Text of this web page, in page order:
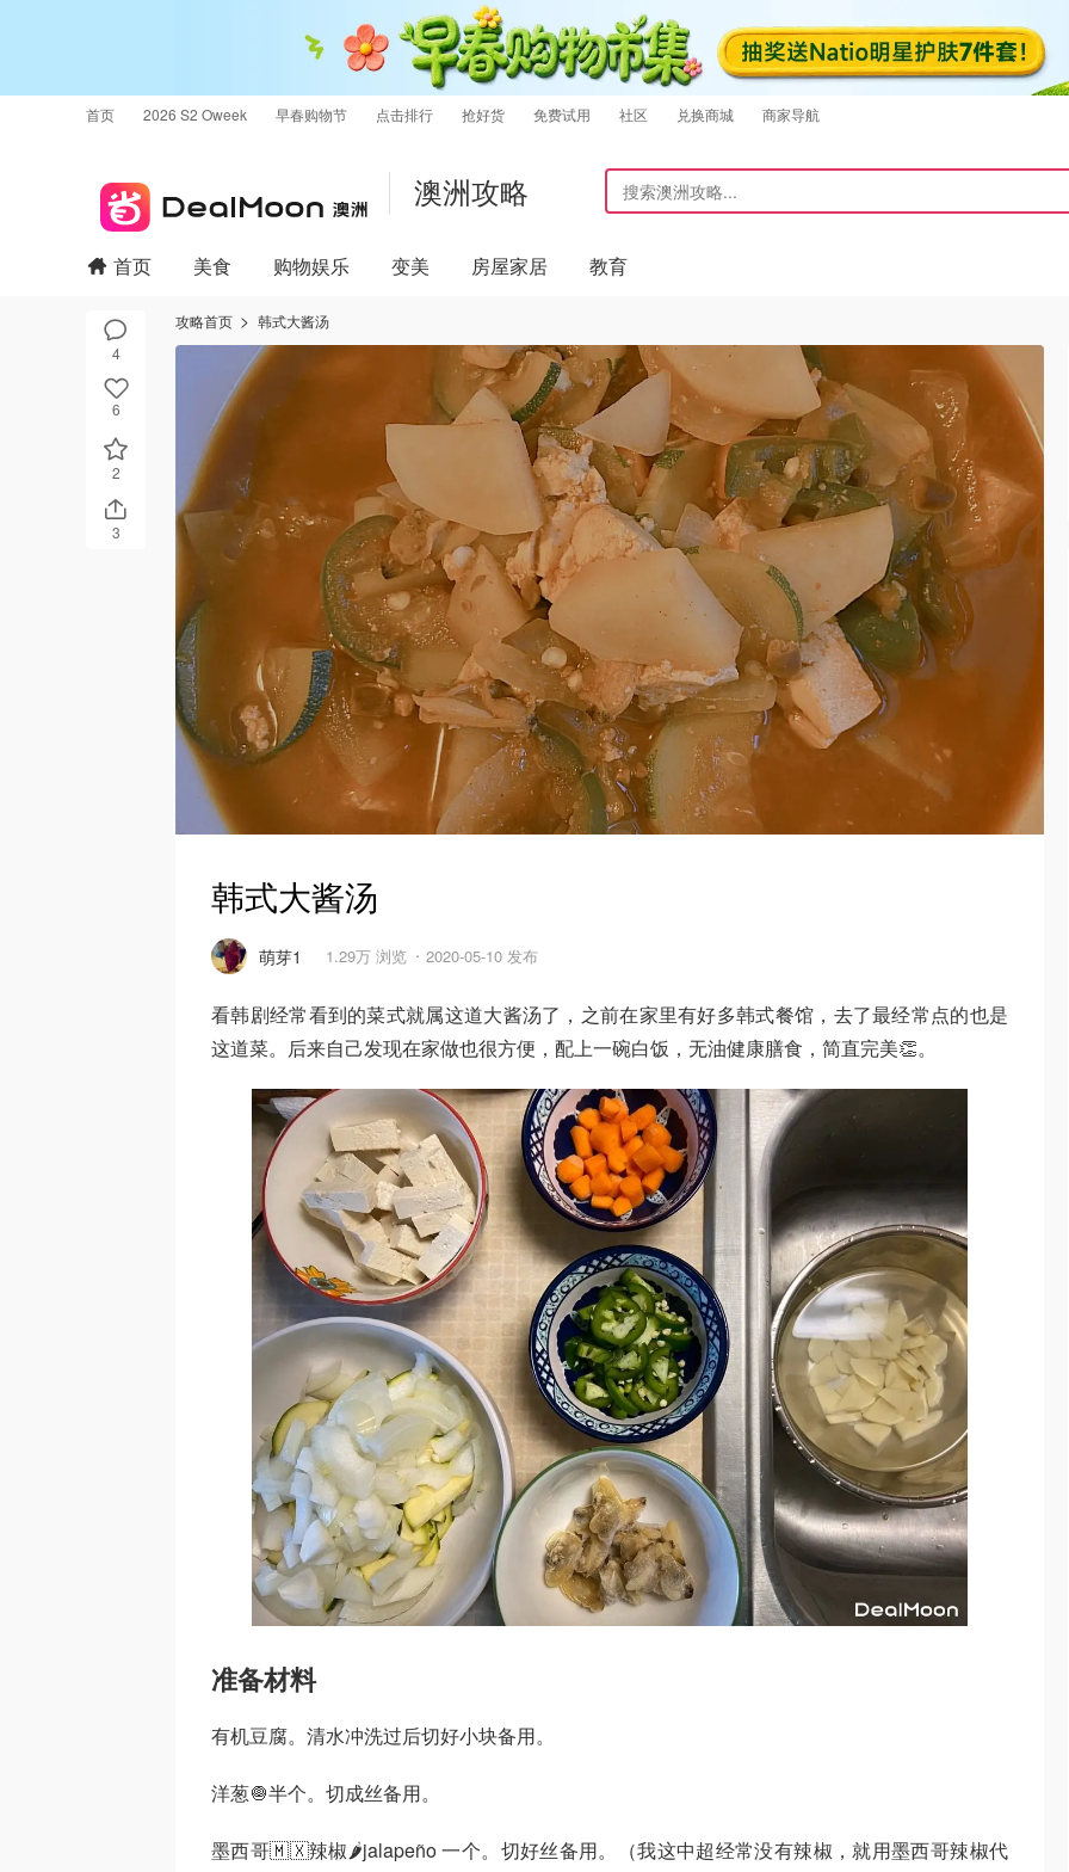
首页 2026 S2 Oweek 早春购物节 点击排行 抢好货 免费试用 社区 兑换商城 商家导航
澳洲攻略
4
6
2
3
首页 美食 购物娱乐 变美 房屋家居 教育
攻略首页 韩式大酱汤
韩式大酱汤
萌芽1 1.29万 浏览 2020-05-10 发布
看韩剧经常看到的菜式就属这道大酱汤了，之前在家里有好多韩式餐馆，去了最经常点的也是
这道菜。后来自己发现在家做也很方便，配上一碗白饭，无油健康膳食，简直完美👏。
准备材料
有机豆腐。清水冲洗过后切好小块备用。
洋葱🧅半个。切成丝备用。
墨西哥🇲🇽辣椒🌶️jalapeño 一个。切好丝备用。（我这中超经常没有辣椒，就用墨西哥辣椒代